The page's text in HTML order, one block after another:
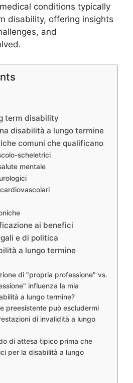
conditions typically
disability, offering insights
and
term disability
disabilità a lungo termine
comuni che qualificano
scheletrici
mentale
ai benefici
e di politica
a lungo termine
di "propria professione" vs.
influenza la mia
a lungo termine?
preesistente può escludermi
di invalidità a lungo
di attesa tipico prima che
per la disabilità a lungo